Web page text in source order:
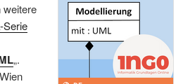
weitere
Serie
„.